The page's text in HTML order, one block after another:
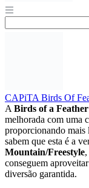
CAPiTA Birds Of
A Birds of a
melhorada com uma
proporcionando mais
sabem que esta é a
Mountain/Freestyle,
conseguem
diversão garantida.